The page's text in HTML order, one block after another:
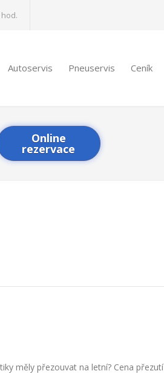
hod.
Autoservis Pneuservis Ceník
Online
rezervace
měly přezouvat na letní? Cena přezutí